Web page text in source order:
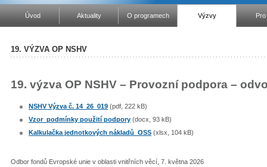
Úvod Aktuality O programech Výzvy
19. VÝZVA OP NSHV
19. výzva OP NSHV – Provozní podpora –
NSHV Výzva č. 14_26_019 (pdf, 222 kB)
Vzor_podmínky použití podpory (docx, 93 kB)
Kalkulačka jednotkových nákladů_OSS (xlsx, 104 kB)
Odbor fondů Evropské unie v oblasti vnitřních věcí, 7. května 2026